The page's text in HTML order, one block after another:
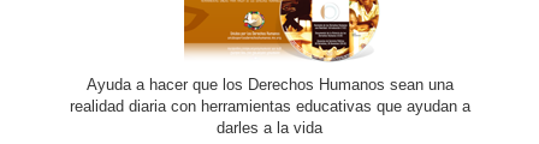
Ayuda a hacer que los Derechos Humanos sean una
realidad diaria con herramientas educativas que ayudan a
darles a la vida